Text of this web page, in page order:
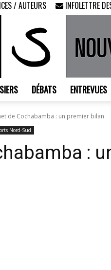
/ AUTEURS INFOLETTRE
DÉBATS ENTREVUES
de Cochabamba : un premier bilan
Nord-Sud
: